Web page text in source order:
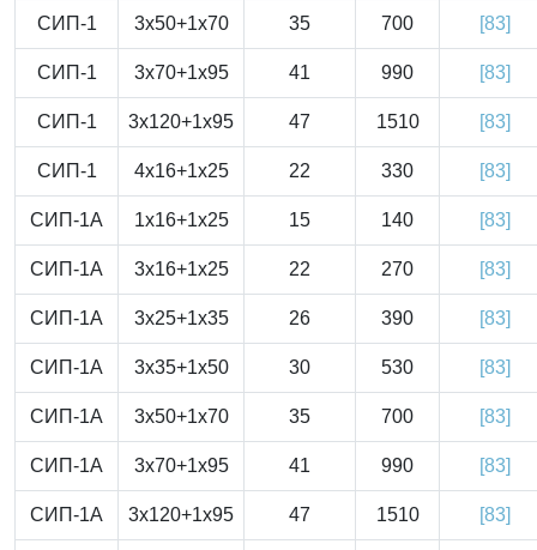
СИП-1 3x50+1x70 35 700 [83]
СИП-1 3x70+1x95 41 990 [83]
СИП-1 3x120+1x95 47 1510 [83]
СИП-1 4x16+1x25 22 330 [83]
СИП-1А 1x16+1x25 15 140 [83]
СИП-1А 3x16+1x25 22 270 [83]
СИП-1А 3x25+1x35 26 390 [83]
СИП-1А 3x35+1x50 30 530 [83]
СИП-1А 3x50+1x70 35 700 [83]
СИП-1А 3x70+1x95 41 990 [83]
СИП-1А 3x120+1x95 47 1510 [83]